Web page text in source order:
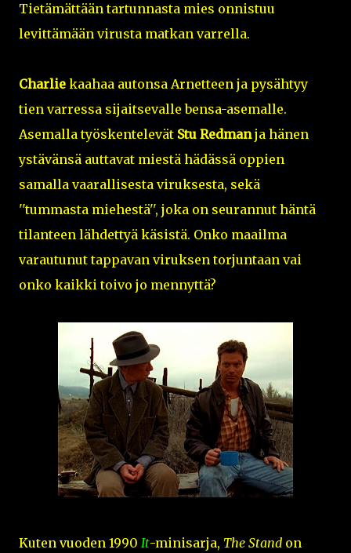
Tietämättään tartunnasta mies onnistuu
levittämään virusta matkan varrella.
Charlie kaahaa autonsa Arnetteen ja pysähtyy
tien varressa sijaitsevalle bensa-asemalle.
Asemalla työskentelevät Stu Redmanja hänen
ystävänsä auttavat miestä hädässä oppien
samalla vaarallisesta viruksesta, sekä
''tummasta miehestä'', joka on seurannut häntä
tilanteen lähdettyä käsistä. Onko maailma
varautunut tappavan viruksen torjuntaan vai
onko kaikki toivo jo mennyttä?
Kuten vuoden 1990 It-minisarja, The Stand on